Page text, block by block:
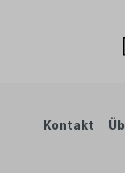
Kontakt